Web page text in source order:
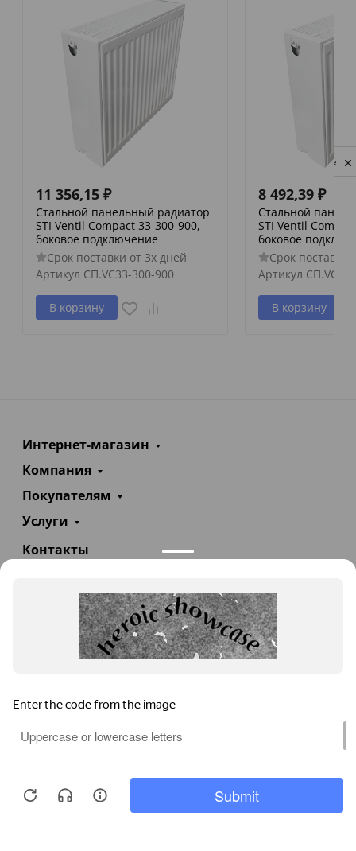
11 356,15 ₽
Стальной панельный радиатор
STI Ventil Compact 33-300-900,
боковое подключение
Срок поставки от 3х дней
Артикул СП.VC33-300-900
В корзину
8 492,39 ₽
Стальной
STI Ventil
боковое
Срок поставки
Артикул
В корзину
Интернет-магазин
Компания
Покупателям
Услуги
Контакты
info@teploexpert.com
Пн—Сб 09:00 – 18:00
TeploExpert.com © 2008 - 2026 Оборудование для
систем отопления, водоснабжения, канализации
Privacy notice